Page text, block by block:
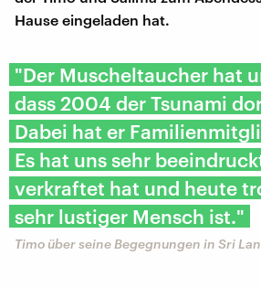
Hause eingeladen hat.
"Der Muscheltaucher hat
dass 2004 der Tsunami
Dabei hat er
Es hat uns sehr
verkraftet hat und heute
sehr lustiger Mensch ist."
Timo über seine Begegnungen in Sri